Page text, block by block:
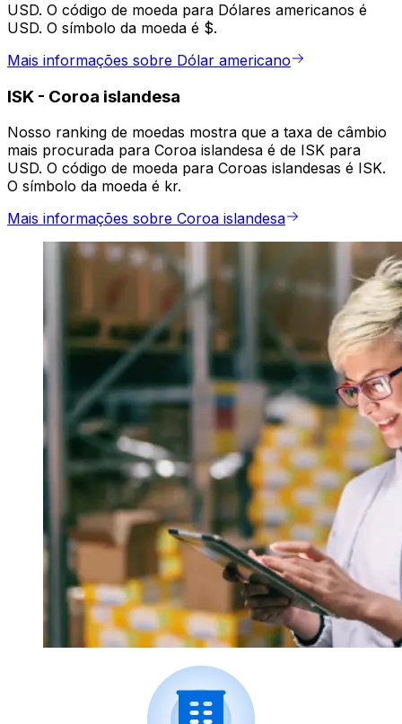
USD. O código de moeda para Dólares americanos é
USD. O símbolo da moeda é $.
Mais informações sobre Dólar americano
ISK - Coroa islandesa
Nosso ranking de moedas mostra que a taxa de câmbio
mais procurada para Coroa islandesa é de ISK para
USD. O código de moeda para Coroas islandesas é ISK.
O símbolo da moeda é kr.
Mais informações sobre Coroa islandesa